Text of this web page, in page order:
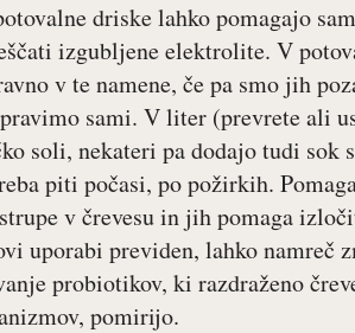
driske lahko pomagajo
izgubljene elektrolite. V
v te namene, če pa smo jih
sami. V liter (prevrete ali
soli, nekateri pa dodajo tudi sok
piti počasi, po požirkih.
v črevesu in jih pomaga
uporabi previden, lahko namreč
probiotikov, ki razdraženo
pomirijo.